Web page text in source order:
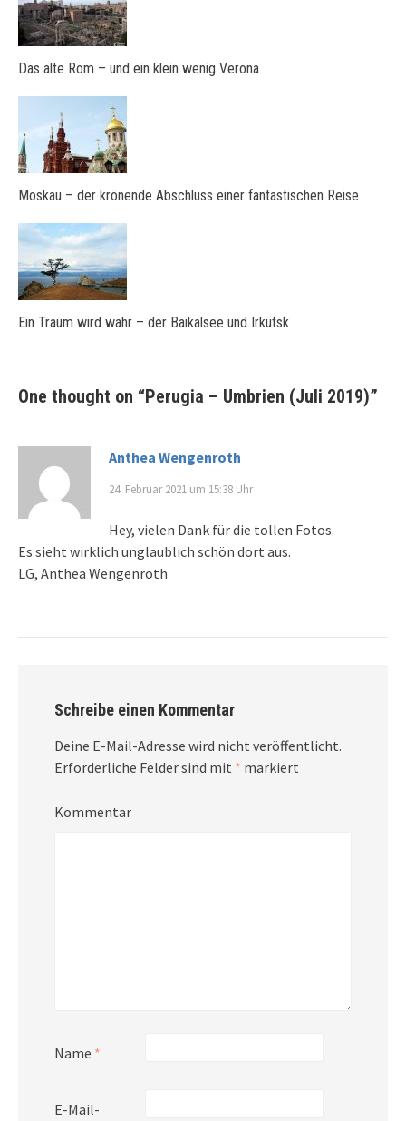
Das alte Rom – und ein klein wenig Verona
Moskau – der krönende Abschluss einer fantastischen Reise
Ein Traum wird wahr – der Baikalsee und Irkutsk
One thought on “Perugia – Umbrien (Juli 2019)”
Anthea Wengenroth
24. Februar 2021 um 15:38 Uhr
Hey, vielen Dank für die tollen Fotos.
Es sieht wirklich unglaublich schön dort aus.
LG, Anthea Wengenroth
Schreibe einen Kommentar
Deine E-Mail-Adresse wird nicht veröffentlicht.
Erforderliche Felder sind mit * markiert
Kommentar
Name *
E-Mail-